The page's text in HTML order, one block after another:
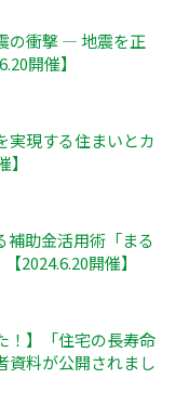
の衝撃 ― 地震を正
開催】
実現する住まいとカ
補助金活用術「まる
2024.6.20開催】
！】「住宅の長寿命
資料が公開されまし